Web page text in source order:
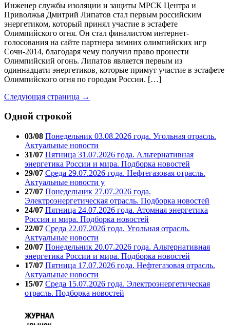
Инженер службы изоляции и защиты МРСК Центра и
Приволжья Дмитрий Липатов стал первым российским
энергетиком, который принял участие в эстафете
Олимпийского огня. Он стал финалистом интернет-
голосования на сайте партнера зимних олимпийских игр
Сочи-2014, благодаря чему получил право пронести
Олимпийский огонь. Липатов является первым из
одиннадцати энергетиков, которые примут участие в эстафете
Олимпийского огня по городам России. […]
Следующая страница →
Одной строкой
03/08 Понедельник 03.08.2026 года. Угольная отрасль.
Актуальные новости
31/07 Пятница 31.07.2026 года. Альтернативная
энергетика России и мира. Подборка новостей
29/07 Среда 29.07.2026 года. Нефтегазовая отрасль.
Актуальные новости у
27/07 Понедельник 27.07.2026 года.
Электроэнергетическая отрасль. Подборка новостей
24/07 Пятница 24.07.2026 года. Атомная энергетика
России и мира. Подборка новостей
22/07 Среда 22.07.2026 года. Угольная отрасль.
Актуальные новости
20/07 Понедельник 20.07.2026 года. Альтернативная
энергетика России и мира. Подборка новостей
17/07 Пятница 17.07.2026 года. Нефтегазовая отрасль.
Актуальные новости
15/07 Среда 15.07.2026 года. Электроэнергетическая
отрасль. Подборка новостей